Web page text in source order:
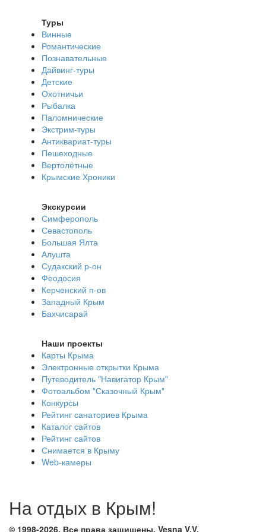
Туры
Винные
Романтические
Познавательные
Дайвинг-туры
Детские
Охотничьи
Рыбалка
Паломнические
Экстрим-туры
Антиквариат-туры
Пешеходные
Вертолётные
Крымские Хроники
Экскурсии
Симферополь
Севастополь
Большая Ялта
Алушта
Судакский р-он
Феодосия
Керченский п-ов
Западный Крым
Бахчисарай
Наши проекты
Карты Крыма
Электронные открытки Крыма
Путеводитель "Навигатор Крым"
Фотоальбом "Сказочный Крым"
Конкурсы
Рейтинг санаториев Крыма
Каталог сайтов
Рейтинг сайтов
Снимается в Крыму
Web-камеры
На отдых в Крым!
© 1998-2026, Все права защищены, Vesna V.V.